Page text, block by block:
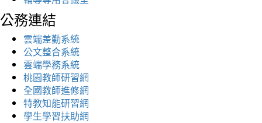
公務連結
雲端差勤系統
公文整合系統
雲端學務系統
桃園教師研習網
全國教師進修網
特教知能研習網
學生學習扶助網